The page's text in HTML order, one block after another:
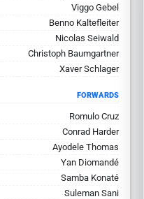
Viggo Gebel
Benno Kaltefleiter
Nicolas Seiwald
Christoph Baumgartner
Xaver Schlager
FORWARDS
Romulo Cruz
Conrad Harder
Ayodele Thomas
Yan Diomandé
Samba Konaté
Suleman Sani